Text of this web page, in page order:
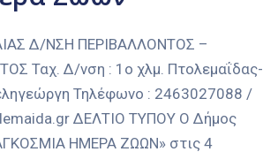
Δ/ΝΣΗ ΠΕΡΙΒΑΛΛΟΝΤΟΣ –
Ταχ. Δ/νση : 1ο χλμ. Πτολεμαΐδας-
Τηλέφωνο : 2463027088 /
ΔΕΛΤΙΟ ΤΥΠΟΥ Ο Δήμος
ΗΜΕΡΑ ΖΩΩΝ» στις 4